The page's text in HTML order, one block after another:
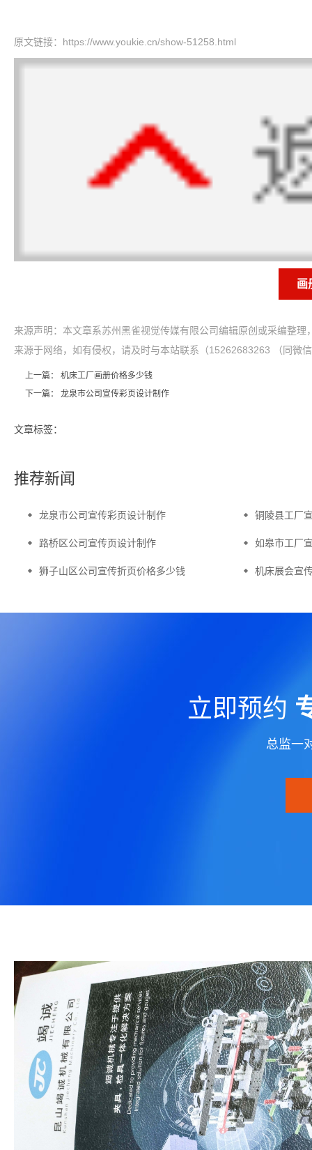
原文链接： https://www.youkie.cn/show-51258.html
画
来源声明：本文章系苏州黑雀视觉传媒有限公司编辑原创或采编整
来源于网络，如有侵权，请及时与本站联系（15262683263 （同微
上一篇： 机床工厂画册价格多少钱
下一篇： 龙泉市公司宣传彩页设计制作
文章标签：
推荐新闻
龙泉市公司宣传彩页设计制作 铜陵县工厂
路桥区公司宣传页设计制作 如皋市工厂
狮子山区公司宣传折页价格多少钱 机床展会宣
立即预约
总监一